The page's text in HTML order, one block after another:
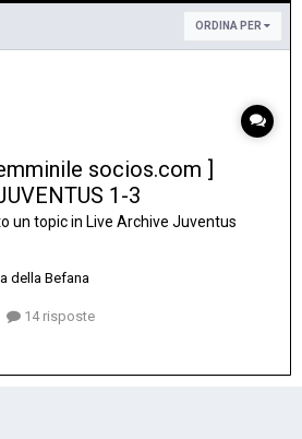
ORDINA PER
socios.com ]
1-3
un topic in Live Archive Juventus
della Befana
14 risposte